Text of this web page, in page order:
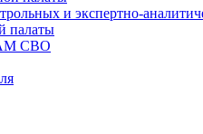
и экспертно-
палаты
СВО